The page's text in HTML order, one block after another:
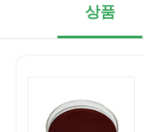
상품